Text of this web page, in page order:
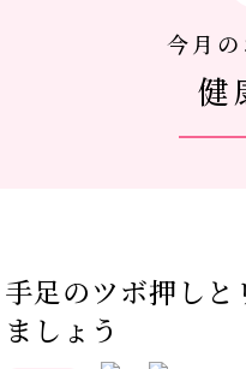
人間ドック 最新空き情
館内3Dマップ
今月
健
手足のツボ押し
ましょう